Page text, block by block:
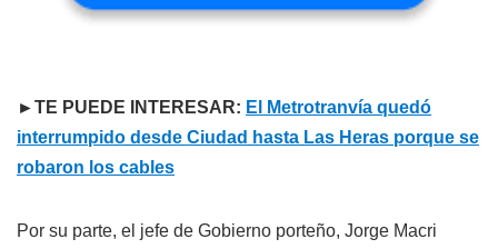
►TE PUEDE INTERESAR: El Metrotranvía quedó
interrumpido desde Ciudad hasta Las Heras porque se
robaron los cables
Por su parte, el jefe de Gobierno porteño, Jorge Macri